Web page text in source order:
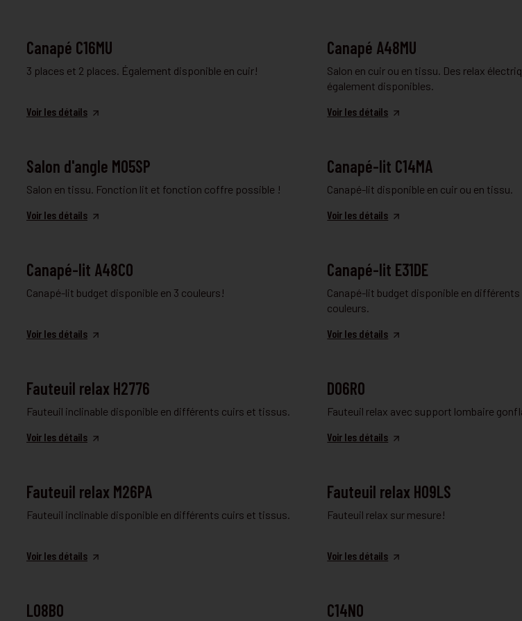
Canapé C16MU
3 places et 2 places. Également disponible en cuir!
Voir les détails
Canapé A48MU
Salon en cuir ou en tissu. Des relax
également disponibles.
Voir les détails
Salon d'angle M05SP
Salon en tissu. Fonction lit et fonction coffre possible !
Voir les détails
Canapé-lit C14MA
Canapé-lit disponible en cuir ou en tissu.
Voir les détails
Canapé-lit A48CO
Canapé-lit budget disponible en 3 couleurs!
Voir les détails
Canapé-lit E31DE
Canapé-lit budget disponible en
couleurs.
Voir les détails
Fauteuil relax H2776
Fauteuil inclinable disponible en différents cuirs et tissus.
Voir les détails
D06RO
Fauteuil relax avec support lombaire
Voir les détails
Fauteuil relax M26PA
Fauteuil inclinable disponible en différents cuirs et tissus.
Voir les détails
Fauteuil relax H09LS
Fauteuil relax sur mesure!
Voir les détails
L08BO C14NO